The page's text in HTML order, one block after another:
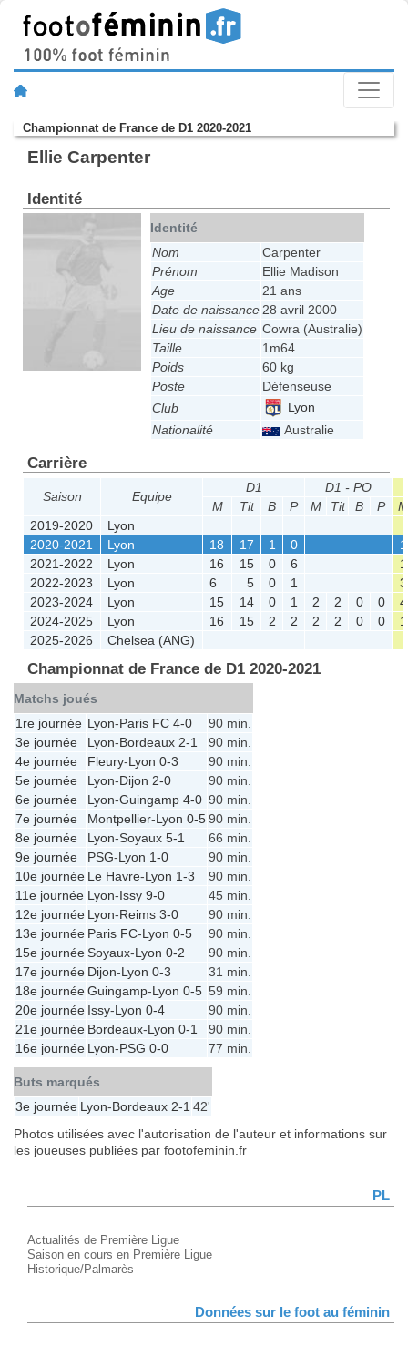
Championnat de France de D1 2020-2021
Ellie Carpenter
Identité
Identité
Nom
Carpenter
Prénom
Ellie Madison
Age
21 ans
Date de naissance 28 avril 2000
Lieu de naissance Cowra (Australie)
Taille
1m64
Poids
60 kg
Poste
Défenseuse
Club
Lyon
Nationalité
Australie
Carrière
Saison Equipe
D1
D1 - PO
M
Tit B P M Tit B P
M
2019-2020
Lyon
2020-2021
Lyon 18 17 1 0
1
2021-2022
Lyon 16 15 0 6
1
2022-2023
Lyon 6 5 0 1
3
2023-2024
Lyon 15 14 0 1 2 2 0 0
4
2024-2025
Lyon 16 15 2 2 2 2 0 0
1
2025-2026
Chelsea (ANG)
Championnat de France de D1 2020-2021
Matchs joués
1re journée Lyon-Paris FC 4-0
90 min.
3e journée
Lyon-Bordeaux 2-1
90 min.
4e journée
Fleury-Lyon 0-3
90 min.
5e journée
Lyon-Dijon 2-0
90 min.
6e journée
Lyon-Guingamp 4-0 90 min.
7e journée
Montpellier-Lyon 0-590 min.
8e journée
Lyon-Soyaux 5-1
66 min.
9e journée
PSG-Lyon 1-0
90 min.
10e journée Le Havre-Lyon 1-3
90 min.
11e journée Lyon-Issy 9-0
45 min.
12e journée Lyon-Reims 3-0
90 min.
13e journée Paris FC-Lyon 0-5
90 min.
15e journéeSoyaux-Lyon 0-2
90 min.
17e journée Dijon-Lyon 0-3
31 min.
18e journéeGuingamp-Lyon 0-5 59 min.
20e journée Issy-Lyon 0-4
90 min.
21e journée Bordeaux-Lyon 0-1
90 min.
16e journée Lyon-PSG 0-0 77 min.
Buts marqués
3e journée Lyon-Bordeaux 2-1 42'
Photos utilisées avec l'autorisation de l'auteur et informations sur
les joueuses publiées par footofeminin.fr
PL
Actualités de Première Ligue
Saison en cours en Première Ligue
Historique/Palmarès
Données sur le foot au féminin